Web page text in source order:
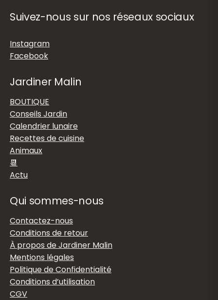
Suivez-nous sur nos réseaux sociaux
Instagram
Facebook
Jardiner Malin
BOUTIQUE
Conseils Jardin
Calendrier lunaire
Recettes de cuisine
Animaux
📆
Actu
Qui sommes-nous
Contactez-nous
Conditions de retour
À propos de Jardiner Malin
Mentions légales
Politique de Confidentialité
Conditions d’utilisation
CGV